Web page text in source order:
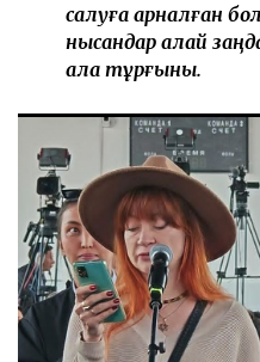
салуға арналған
нысандар қалай
қала тұрғыны.